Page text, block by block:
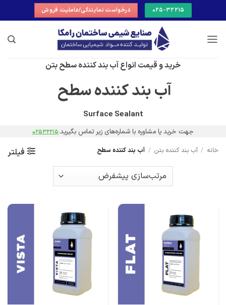
to
025-32215 درخواست نمایندگی/عاملیت فروش
خرید و قیمت انواع آب بند کننده سطح بتن
آب بند کننده سطح
Surface Sealant
جهت خرید یا مشاوره با شماره‌های زیر تماس بگیرید.02532215
خانه / آب بند کننده بتن / آب بند کننده سطح فیلتر